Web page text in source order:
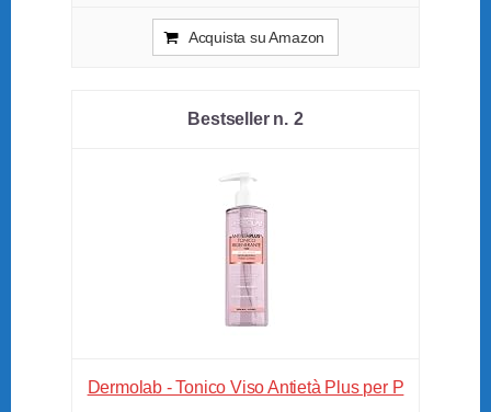
Acquista su Amazon
2
Dermolab - Tonico Viso Antietà Plus per P